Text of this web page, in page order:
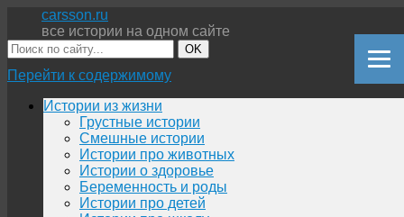
carsson.ru
все истории на одном сайте
OK
Перейти к содержимому
Истории из жизни
Грустные истории
Смешные истории
Истории про животных
Истории о здоровье
Беременность и роды
Истории про детей